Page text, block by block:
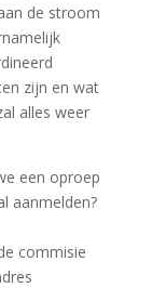
de stroom
zijn en wat
alles weer
een oproep
aanmelden?
commisie